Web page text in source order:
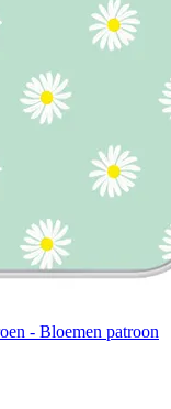
- Bloemen patroon